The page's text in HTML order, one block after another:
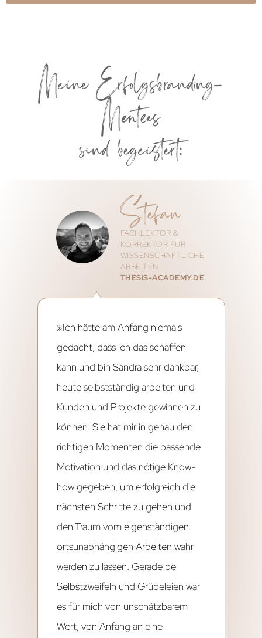
Meine Erfolgsbranding-
Mentees
sind begeistert:
»Ich hätte am Anfang niemals
gedacht, dass ich das schaffen
kann und bin Sandra sehr dankbar,
heute selbstständig arbeiten und
Kunden und Projekte gewinnen zu
können. Sie hat mir in genau den
richtigen Momenten die passende
Motivation und das nötige Know-
how gegeben, um erfolgreich die
nächsten Schritte zu gehen und
den Traum vom eigenständigen
ortsunabhängigen Arbeiten wahr
werden zu lassen. Gerade bei
Selbstzweifeln und Grübeleien war
es für mich von unschätzbarem
Wert, von Anfang an eine
Stefan
FACHLEKTOR &
KORREKTOR FÜR
WISSENSCHAFTLICHE
ARBEITEN
THESIS-ACADEMY.DE